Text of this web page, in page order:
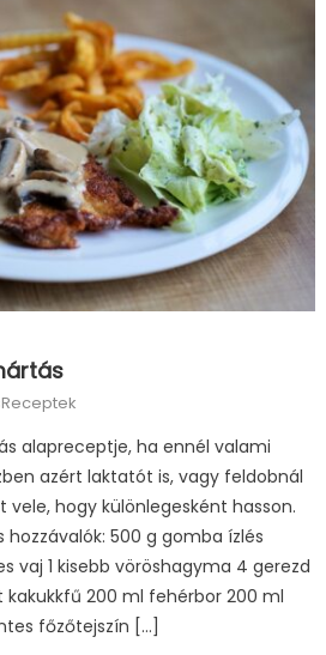
alapreceptje, ha ennél valami
azért laktatót is, vagy feldobnál
vele, hogy különlegesként hasson.
500 g gomba ízlés
vaj 1 kisebb vöröshagyma 4 gerezd
200 ml fehérbor 200 ml
főzőtejszín […]